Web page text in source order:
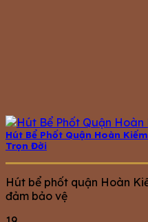
Hút Bể Phốt Quận Hoàn
Trọn Đời
Hút bể phốt quận Hoàn
đảm bảo vệ